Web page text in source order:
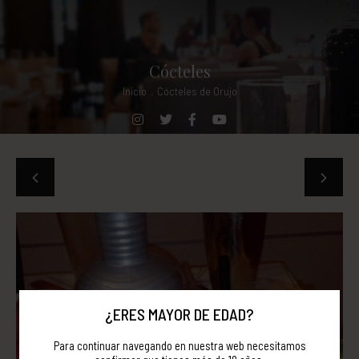
Cócteles
Inicio Cócteles de Orujo
¿ERES MAYOR DE EDAD?
Para continuar navegando en nuestra web necesitamos